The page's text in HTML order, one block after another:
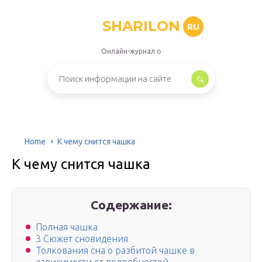
SHARILON RU
Онлайн-журнал о
Home К чему снится чашка
К чему снится чашка
Содержание:
Полная чашка
3 Сюжет сновидения
Толкования сна о разбитой чашке в